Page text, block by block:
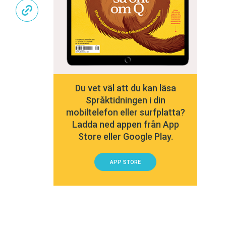
Du vet väl att du kan läsa
Språktidningen i din
mobiltelefon eller surfplatta?
Ladda ned appen från App
Store eller Google Play.
APP STORE